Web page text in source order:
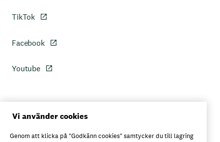
TikTok
Facebook
Youtube
Personuppgiftspolicy
Vi använder cookies
Genom att klicka på "Godkänn cookies" samtycker du till lagring